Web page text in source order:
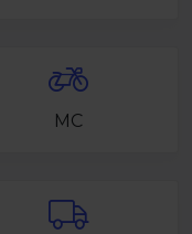
MC